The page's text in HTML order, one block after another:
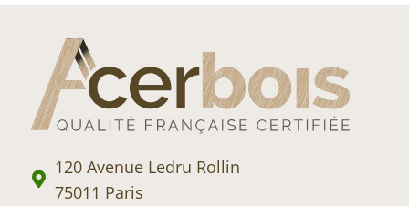
120 Avenue Ledru Rollin
75011 Paris